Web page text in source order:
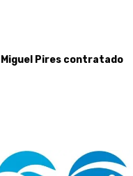
Miguel Pires contratado